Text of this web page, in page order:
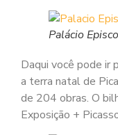
Palácio
Daqui você pode ir
a terra natal de
de 204 obras. O
Exposição +